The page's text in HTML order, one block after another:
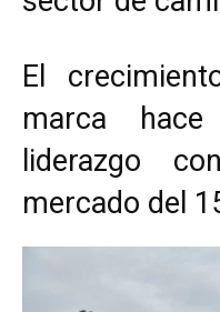
El
marca
liderazgo
mercado del